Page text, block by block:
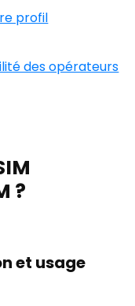
profil
des opérateurs
?
et usage